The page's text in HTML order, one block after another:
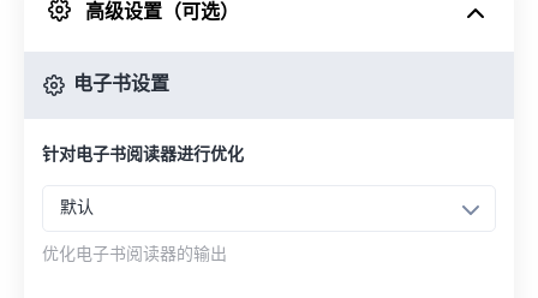
来自 Google Drive
高级设置（可选）
电子书设置
针对电子书阅读器进行优化
默认
优化电子书阅读器的输出